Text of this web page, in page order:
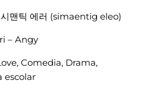
맨틱 에러 (simaentig eleo)
– Angy
Comedia, Drama,
escolar